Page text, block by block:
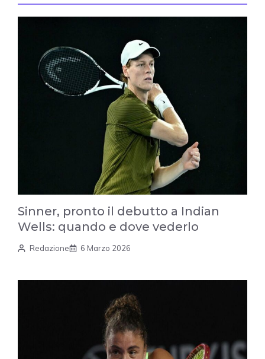
Sinner, pronto il debutto a Indian
Wells: quando e dove vederlo
Redazione 6 Marzo 2026